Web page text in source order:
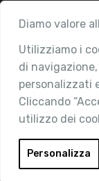
Diamo valore
Utilizziamo i
di
personalizzati
Cliccando
utilizzo dei
Personalizza
Associazione
Chi siamo
Attività
Contatti
Area
Login
Diventa Socio